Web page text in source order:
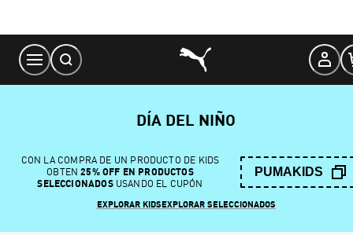
Content
DÍA DEL NIÑO
CON LA COMPRA DE UN PRODUCTO DE KIDS
OBTEN 25% OFF EN PRODUCTOS
SELECCIONADOSUSANDO EL CUPÓN
PUMAKIDS
EXPLORAR KIDSEXPLORAR SELECCIONADOS